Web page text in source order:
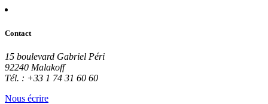
Contact
15 boulevard Gabriel Péri
92240 Malakoff
Tél. : +33 1 74 31 60 60
Nous écrire